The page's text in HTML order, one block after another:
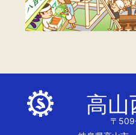
高山
〒